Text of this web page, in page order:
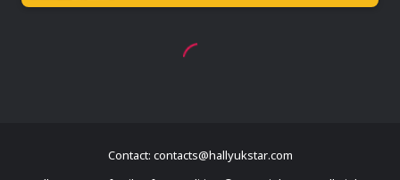
ได้ทุกคืนวันศุกร์-เสาร์ เวลา 21.20 น. ที่
Contact: contacts@hallyukstar.com